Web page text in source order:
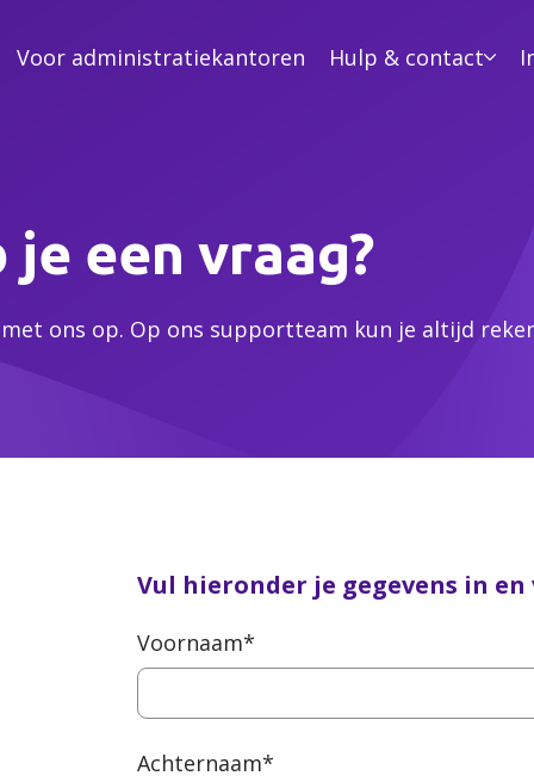
Voor administratiekantoren Hulp & contact
je een vraag?
ons op. Op ons supportteam kun je altijd
Vul hieronder je gegevens in
Voornaam*
Achternaam*